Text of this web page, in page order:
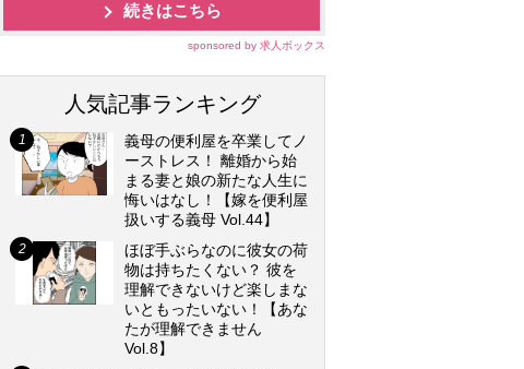
続きはこちら
sponsored by 求人ボックス
人気記事ランキング
義母の便利屋を卒業してノ
ーストレス！ 離婚から始
まる妻と娘の新たな人生に
悔いはなし！【嫁を便利屋
扱いする義母 Vol.44】
ほぼ手ぶらなのに彼女の荷
物は持ちたくない？ 彼を
理解できないけど楽しまな
いともったいない！【あな
たが理解できません
Vol.8】